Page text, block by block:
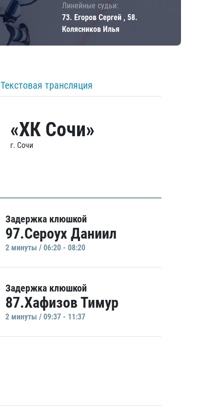
Линейные судьи:
73. Егоров Сергей , 58.
Колясников Илья
Текстовая трансляция
«ХК Сочи»
г. Сочи
Задержка клюшкой
97.Сероух Даниил
2 минуты / 06:20 - 08:20
Задержка клюшкой
87.Хафизов Тимур
2 минуты / 09:37 - 11:37